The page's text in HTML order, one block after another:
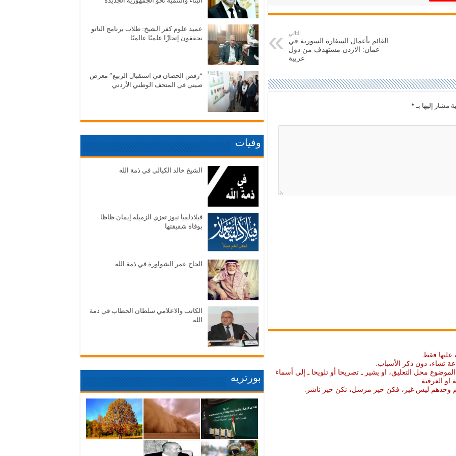
التالي
القائم بأعمال السفارة السورية في
عمان: الاردن مستهدف من دول
عربية
مشار إليها بـ *
عليها فقط.
تشاء، دون ذكر الأسباب.
محل التعليق، او يشير ـ تصريحا أو تلويحا ـ إلى أسماء
او العرقية.
وحدهم ليس غير، فكن خير مرسل، نكن خير ناشر.
عميد علوم كفر الشيخ: طلاب برنامج النانو
يحققون إنجازًا علميًا عالميًا
“رقص الحصان في استقبال الربيع” معرض
صيني في المتحف الوطني الأردني
وفيات
الشيخ خالد الكيالي في ذمة الله
فيلادلفيا نيوز تعزي الزميلة إيمان ظاظا
بوفاة شقيقتها
الحاج عمر الشواورة في ذمة الله
الكاتب والاعلامي سلطان الحطاب في ذمة
الله
بورتريه